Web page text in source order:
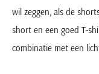
wil zeggen, als de
short en een goed T-
combinatie met een